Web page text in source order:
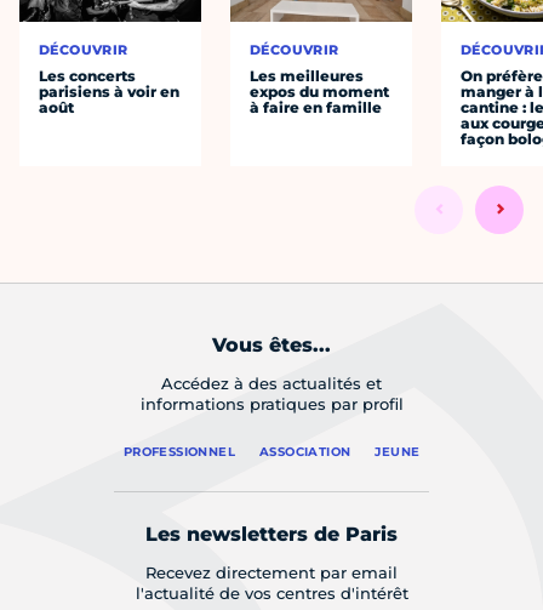
DÉCOUVRIR
Les concerts
parisiens à voir en
août
DÉCOUVRIR
Les meilleures
expos du moment
à faire en famille
On préfère
manger à
cantine :
aux
façon
Vous êtes...
Accédez à des actualités et
informations pratiques par profil
PROFESSIONNEL ASSOCIATION JEUNE
Les newsletters de Paris
Recevez directement par email
l'actualité de vos centres d'intérêt